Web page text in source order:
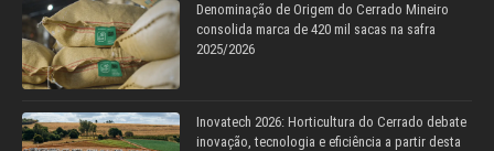
Denominação de Origem do Cerrado Mineiro
consolida marca de 420 mil sacas na safra
2025/2026
Inovatech 2026: Horticultura do Cerrado debate
inovação, tecnologia e eficiência a partir desta